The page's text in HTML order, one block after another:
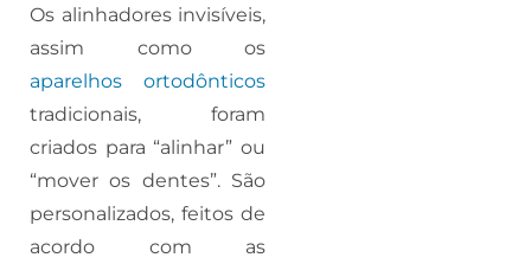
Os alinhadores invisíveis,
assim como os
aparelhos ortodônticos
tradicionais, foram
criados para “alinhar” ou
“mover os dentes”. São
personalizados, feitos de
acordo com as